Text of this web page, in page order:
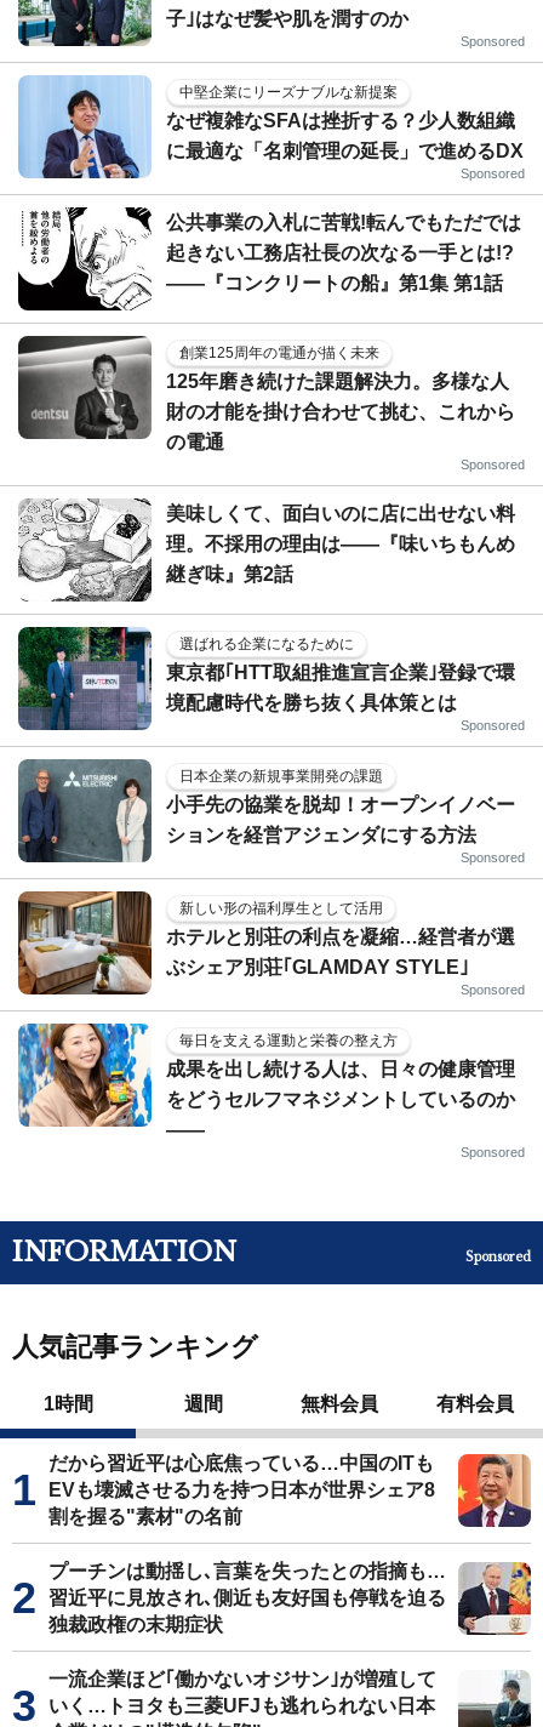
子｣はなぜ髪や肌を潤すのか
Sponsored
中堅企業にリーズナブルな新提案
なぜ複雑なSFAは挫折する？少人数組織
に最適な「名刺管理の延長」で進めるDX
Sponsored
公共事業の入札に苦戦!転んでもただでは
起きない工務店社長の次なる一手とは!?
――『コンクリートの船』第1集 第1話
創業125周年の電通が描く未来
125年磨き続けた課題解決力。多様な人
財の才能を掛け合わせて挑む、これから
の電通
Sponsored
美味しくて、面白いのに店に出せない料
理。不採用の理由は――『味いちもんめ
継ぎ味』第2話
選ばれる企業になるために
東京都｢HTT取組推進宣言企業｣登録で環
境配慮時代を勝ち抜く具体策とは
Sponsored
日本企業の新規事業開発の課題
小手先の協業を脱却！オープンイノベー
ションを経営アジェンダにする方法
Sponsored
新しい形の福利厚生として活用
ホテルと別荘の利点を凝縮…経営者が選
ぶシェア別荘｢GLAMDAY STYLE｣
Sponsored
毎日を支える運動と栄養の整え方
成果を出し続ける人は、日々の健康管理
をどうセルフマネジメントしているのか
——
Sponsored
INFORMATION Sponsored
人気記事ランキング
1時間 週間 無料会員 有料会員
だから習近平は心底焦っている…中国のITも
EVも壊滅させる力を持つ日本が世界シェア8
割を握る"素材"の名前
プーチンは動揺し､言葉を失ったとの指摘も…
習近平に見放され､側近も友好国も停戦を迫る
独裁政権の末期症状
一流企業ほど｢働かないオジサン｣が増殖して
いく…トヨタも三菱UFJも逃れられない日本